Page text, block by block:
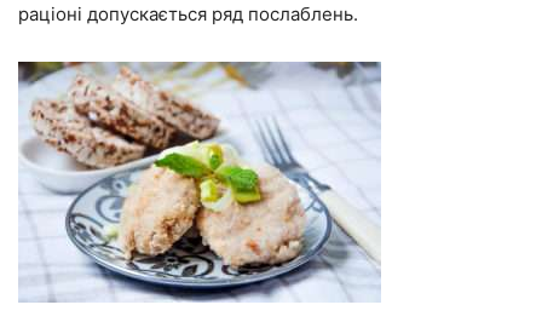
раціоні допускається ряд послаблень.